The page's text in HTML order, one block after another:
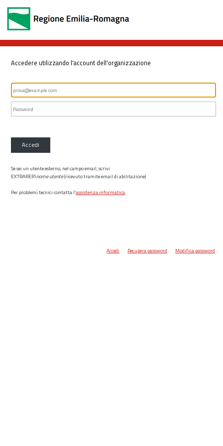
Accedere utilizzando l'account dell'organizzazione
Accedi
Se sei un utente esterno, nel campo email, scrivi
EXTRARER\nome utente(ricevuto tramite email di abilitazione)
Per problemi tecnici contatta l’assistenza informatica.
Accedi Recupera password Modifica password